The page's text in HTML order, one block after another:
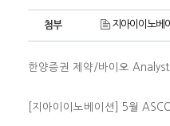
첨부 지아이이노
한양증권 제약/바이오
[지아이이노베이션] 5월